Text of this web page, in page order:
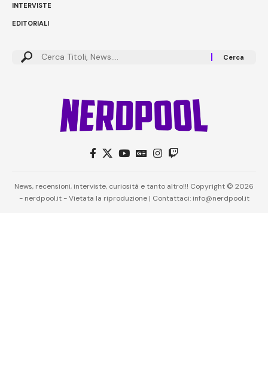
INTERVISTE
EDITORIALI
News, recensioni, interviste, curiosità e tanto altro!!! Copyright © 2026
- nerdpool.it - Vietata la riproduzione | Contattaci: info@nerdpool.it